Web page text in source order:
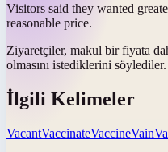
Visitors said they wanted
reasonable price.
Ziyaretçiler, makul bir fiyata
olmasını istediklerini söylediler.
İlgili Kelimeler
VacantVaccinateVaccineVain